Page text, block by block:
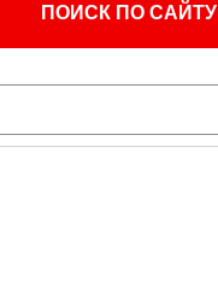
ПОИСК ПО САЙТУ